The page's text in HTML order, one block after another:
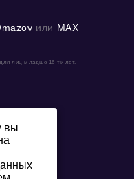
или MAX
для лиц младше 16-ти лет.
вы